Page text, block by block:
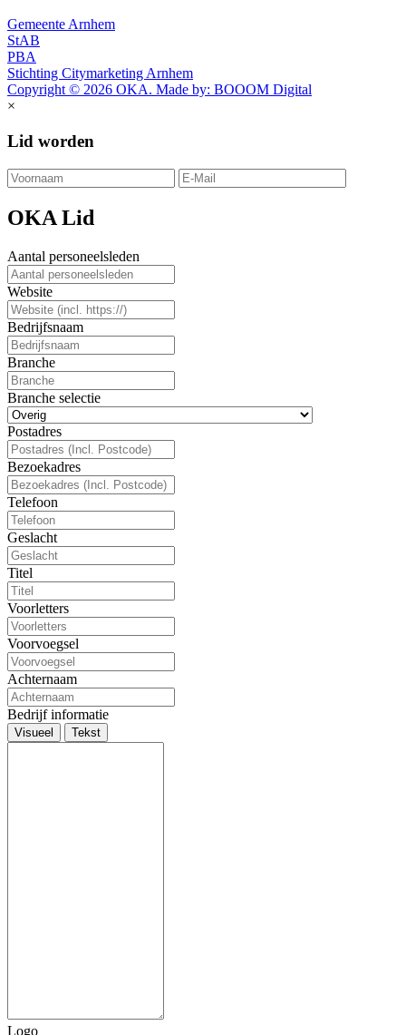
Gemeente Arnhem
StAB
PBA
Stichting Citymarketing Arnhem
Copyright © 2026 OKA. Made by: BOOOM Digital
×
Lid worden
OKA Lid
Aantal personeelsleden
Website
Bedrijfsnaam
Branche
Branche selectie
Postadres
Bezoekadres
Telefoon
Geslacht
Titel
Voorletters
Voorvoegsel
Achternaam
Bedrijf informatie
Visueel Tekst
Logo